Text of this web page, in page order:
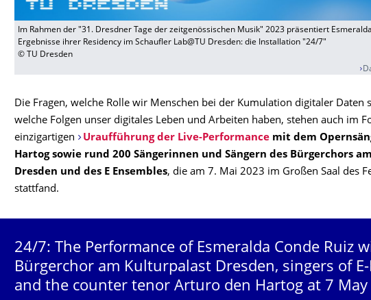
Im Rahmen der "31. Dresdner Tage der zeitgenössischen Musik" 2023 präsentiert
Ergebnisse ihrer Residency im Schaufler Lab@TU Dresden: die Installation "24/7"
© TU Dresden
​Die Fragen, welche Rolle wir Menschen bei der Kumulation digitaler Daten
welche Folgen unser digitales Leben und Arbeiten haben, stehen auch im
einzigartigen
Uraufführung der Live-Performancemit dem
Hartog sowie rund 200 Sängerinnen und Sängern des Bürgerchors
Dresden und des E Ensembles, die am 7. Mai 2023 im Großen Saal des
stattfand.
24/7: The Performance of Esmeralda Conde Ruiz
Bürgerchor am Kulturpalast Dresden, singers of E-
and the counter tenor Arturo den Hartog at 7 May